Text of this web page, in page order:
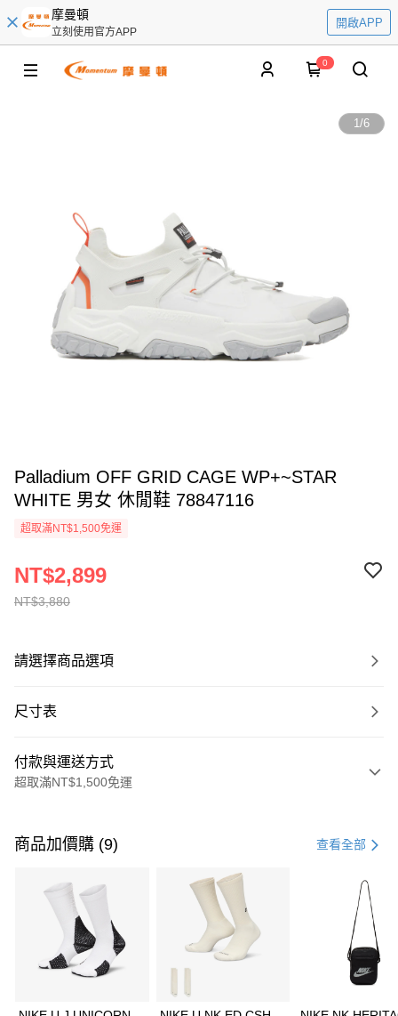
摩曼頓
立刻使用官方APP
開啟APP
0
1/6
Palladium OFF GRID CAGE WP+~STAR
WHITE 男女 休閒鞋 78847116
超取滿NT$1,500免運
NT$3,880
NT$2,899
請選擇商品選項
尺寸表
付款與運送方式
超取滿NT$1,500免運
信用卡一次付款
3 期 0 利率 每期 21家銀行
合作金庫商業銀行
第一商業銀行
華南商業銀行
彰化商業銀行
上海商業儲蓄銀行
Apple Pay
商品加價購 (9) 查看全部